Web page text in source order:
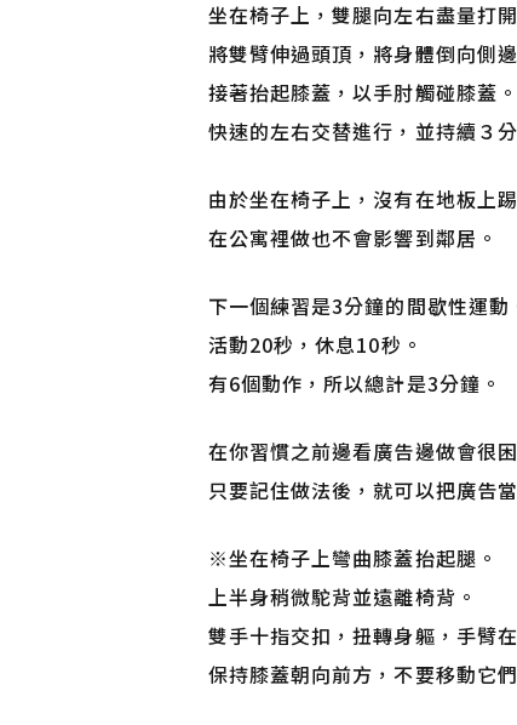
坐在椅子上，雙腿向左右盡量打開
將雙臂伸過頭頂，將身體倒向側
接著抬起膝蓋，以手肘觸碰膝蓋。
快速的左右交替進行，並持續３
由於坐在椅子上，沒有在地板上
在公寓裡做也不會影響到鄰居。
下一個練習是3分鐘的間歇性運動
活動20秒，休息10秒。
有6個動作，所以總計是3分鐘。
在你習慣之前邊看廣告邊做會很
只要記住做法後，就可以把廣告
※坐在椅子上彎曲膝蓋抬起腿。
上半身稍微駝背並遠離椅背。
雙手十指交扣，扭轉身軀，手臂
保持膝蓋朝向前方，不要移動它們